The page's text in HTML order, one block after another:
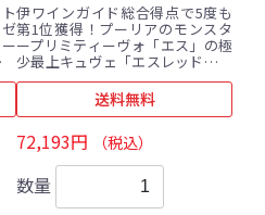
伊ワインガイド総合得点で5度も
第1位獲得！プーリアのモンスタ
ープリミティーヴォ「エス」の極
少最上キュヴェ「エスレッド」が
入った4本セット (750ml×4)
送料無料
72,193円 （税込）
数量